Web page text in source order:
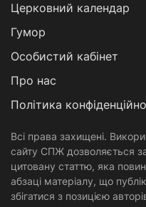
Церковний календар
Гумор
Особистий кабінет
Про нас
Політика
Всі права захищені.
сайту СПЖ дозволяється
цитовану статтю, яка
абзаці матеріалу, що
збігатися з позицією